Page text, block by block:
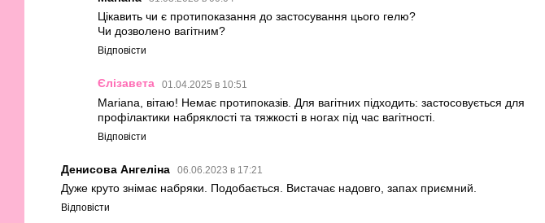
Цікавить чи є протипоказання до застосування цього гелю?
Чи дозволено вагітним?
Відповісти
Єлізавета 01.04.2025 в 10:51
Mariana, вітаю! Немає протипоказів. Для вагітних підходить: застосовується для
профілактики набряклості та тяжкості в ногах під час вагітності.
Відповісти
Денисова Ангеліна 06.06.2023 в 17:21
Дуже круто знімає набряки. Подобається. Вистачає надовго, запах приємний.
Відповісти